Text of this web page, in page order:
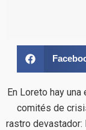
En Loreto hay
comités de
rastro devastador: